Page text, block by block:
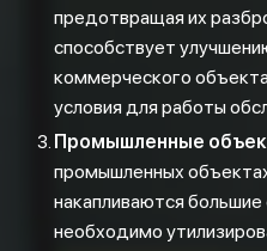
предотвращая их
способствует
коммерческого
условия для работы
Промышленные
промышленных
накапливаются
необходимо